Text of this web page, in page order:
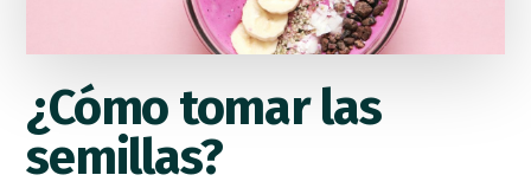
¿Cómo tomar las
semillas?